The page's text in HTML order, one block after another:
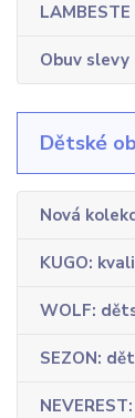
Obuv slevy
Dětské
Nová
KUGO:
WOLF:
SEZON: